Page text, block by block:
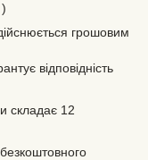
грошовим
відповідність
складає 12